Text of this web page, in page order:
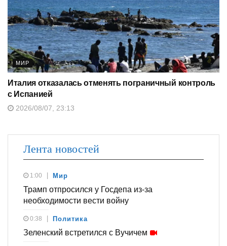
МИР
Италия отказалась отменять пограничный контроль
с Испанией
2026/08/07, 23:13
Лента новостей
Мир
Трамп отпросился у Госдепа из-за
необходимости вести войну
1:00
Политика
Зеленский встретился с Вучичем
0:38